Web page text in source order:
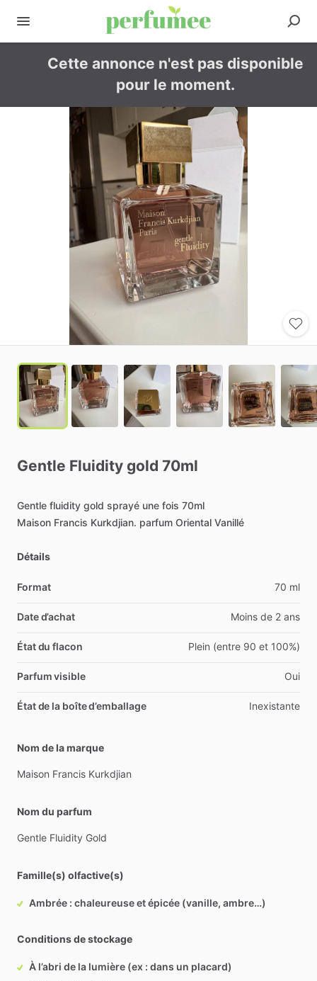
Cette annonce n'est pas disponible
pour le moment.
Gentle Fluidity gold 70ml
Gentle fluidity gold sprayé une fois 70ml
Maison Francis Kurkdjian. parfum Oriental Vanillé
Détails
Format 70 ml
Date d’achat Moins de 2 ans
État du flacon Plein (entre 90 et 100%)
Parfum visible Oui
État de la boîte d’emballage Inexistante
Nom de la marque
Maison Francis Kurkdjian
Nom du parfum
Gentle Fluidity Gold
Famille(s) olfactive(s)
Ambrée : chaleureuse et épicée (vanille, ambre…)
Conditions de stockage
À l’abri de la lumière (ex : dans un placard)